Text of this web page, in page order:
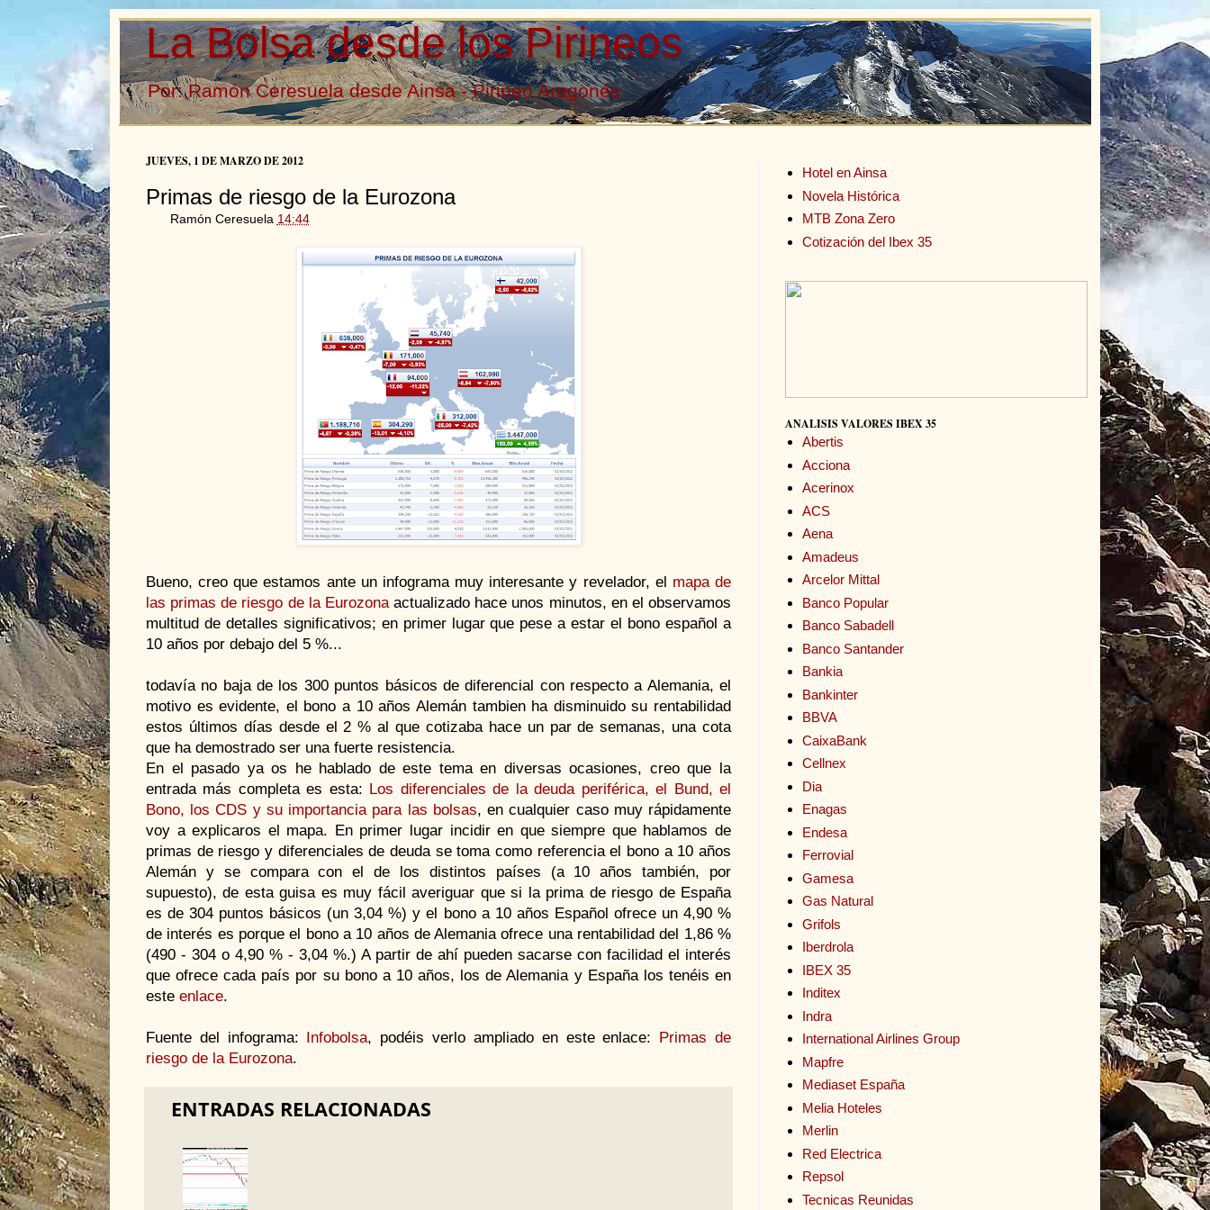
La Bolsa desde los Pirineos
Por: Ramón Ceresuela desde Ainsa - Pirineo Aragonés
JUEVES, 1 DE MARZO DE 2012
Primas de riesgo de la Eurozona
Ramón Ceresuela 14:44
Bueno, creo que estamos ante un infograma muy interesante y revelador, el mapa de
las primas de riesgo de la Eurozonaactualizado hace unos minutos, en el observamos
multitud de detalles significativos; en primer lugar que pese a estar el bono español a
10 años por debajo del 5 %...
todavía no baja de los 300 puntos básicos de diferencial con respecto a Alemania, el
motivo es evidente, el bono a 10 años Alemán tambien ha disminuido su rentabilidad
estos últimos días desde el 2 % al que cotizaba hace un par de semanas, una cota
que ha demostrado ser una fuerte resistencia.
En el pasado ya os he hablado de este tema en diversas ocasiones, creo que la
entrada más completa es esta: Los diferenciales de la deuda periférica, el Bund, el
Bono, los CDS y su importancia para las bolsas, en cualquier caso muy rápidamente
voy a explicaros el mapa. En primer lugar incidir en que siempre que hablamos de
primas de riesgo y diferenciales de deuda se toma como referencia el bono a 10 años
Alemán y se compara con el de los distintos países (a 10 años también, por
supuesto), de esta guisa es muy fácil averiguar que si la prima de riesgo de España
es de 304 puntos básicos (un 3,04 %) y el bono a 10 años Español ofrece un 4,90 %
de interés es porque el bono a 10 años de Alemania ofrece una rentabilidad del 1,86 %
(490 - 304 o 4,90 % - 3,04 %.) A partir de ahí pueden sacarse con facilidad el interés
que ofrece cada país por su bono a 10 años, los de Alemania y España los tenéis en
este enlace.
Fuente del infograma: Infobolsa, podéis verlo ampliado en este enlace: Primas de
riesgo de la Eurozona.
ENTRADAS RELACIONADAS
Hotel en Ainsa
Novela Histórica
MTB Zona Zero
Cotización del Ibex 35
ANALISIS VALORES IBEX 35
Abertis
Acciona
Acerinox
ACS
Aena
Amadeus
Arcelor Mittal
Banco Popular
Banco Sabadell
Banco Santander
Bankia
Bankinter
BBVA
CaixaBank
Cellnex
Dia
Enagas
Endesa
Ferrovial
Gamesa
Gas Natural
Grifols
Iberdrola
IBEX 35
Inditex
Indra
International Airlines Group
Mapfre
Mediaset España
Melia Hoteles
Merlin
Red Electrica
Repsol
Tecnicas Reunidas